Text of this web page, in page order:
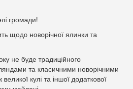
громади!
щодо новорічної ялинки та
не буде традиційного
та класичними новорічними
кулі та іншої додаткової